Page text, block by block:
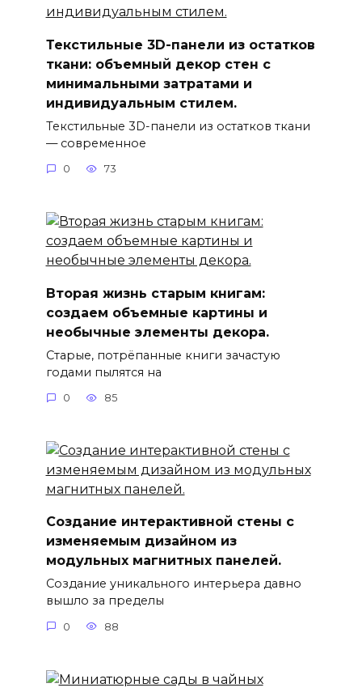
Текстильные 3D-панели из остатков
ткани: объемный декор стен с
минимальными затратами и
индивидуальным стилем.
Текстильные 3D-панели из остатков ткани
— современное
0 73
Вторая жизнь старым книгам:
создаем объемные картины и
необычные элементы декора.
Старые, потрёпанные книги зачастую
годами пылятся на
0 85
Создание интерактивной стены с
изменяемым дизайном из
модульных магнитных панелей.
Создание уникального интерьера давно
вышло за пределы
0 88